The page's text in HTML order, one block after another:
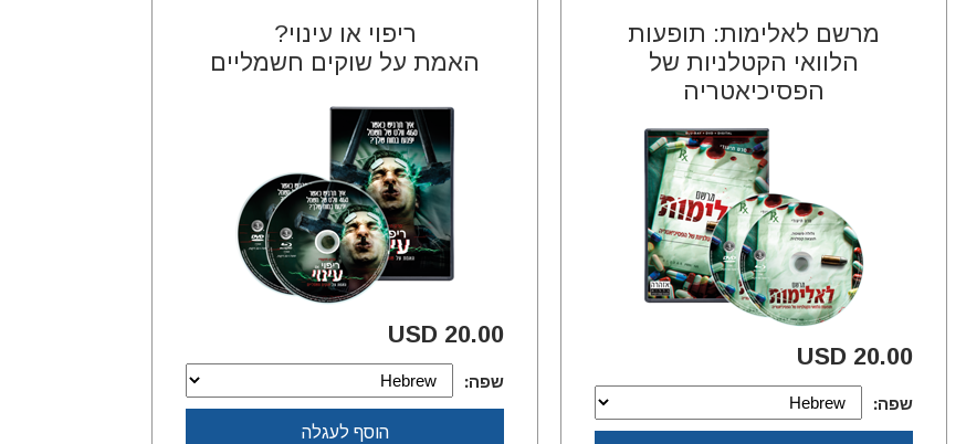
מרשם לאלימות: תופעות
הלוואי הקטלניות של
הפסיכיאטריה
20.00 USD
שפה:
ריפוי או עינוי?
האמת על שוקים חשמליים
20.00 USD
שפה:
הוסף לעגלה